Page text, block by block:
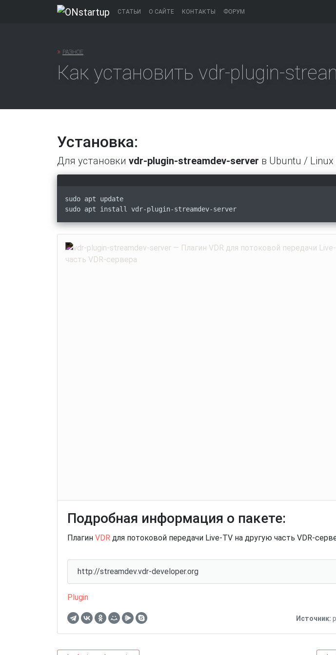
СТАТЬИ О САЙТЕ КОНТАКТЫ ФОРУМ
» РАЗНОЕ
Как установить vdr-plugin-
Установка:
Для установки vdr-plugin-streamdev-server в Ubuntu /
sudo apt update
sudo apt install vdr-plugin-streamdev-server
Подробная информация о пакете:
Плагин VDR для потоковой передачи Live-TV на другую часть VDR-
http://streamdev.vdr-developer.org
Plugin
Источник: